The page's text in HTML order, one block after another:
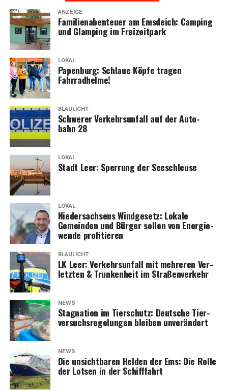
ANZEIGE
Fami­li­en­aben­teu­er am Ems­deich: Cam­ping
und Glam­ping im Freizeitpark
LOKAL
Papen­burg: Schlaue Köp­fe tra­gen
Fahrradhelme!
BLAULICHT
Schwe­rer Ver­kehrs­un­fall auf der Auto­
bahn 28
LOKAL
Stadt Leer: Sper­rung der Seeschleuse
LOKAL
Nie­der­sach­sens Wind­ge­setz: Loka­le
Gemein­den und Bür­ger sol­len von Ener­gie­
wen­de profitieren
BLAULICHT
LK Leer: Ver­kehrs­un­fall mit meh­re­ren Ver­
letz­ten & Trun­ken­heit im Straßenverkehr
NEWS
Sta­gna­ti­on im Tier­schutz: Deut­sche Tier­
ver­suchs­re­ge­lun­gen blei­ben unverändert
NEWS
Die unsicht­ba­ren Hel­den der Ems: Die Rol­le
der Lot­sen in der Schifffahrt